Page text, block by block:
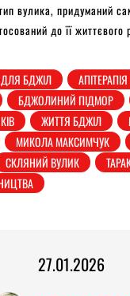
вулика, придуманий
до її життєвого
ДЛЯ БДЖІЛ
АПІТЕРАПІЯ
БДЖОЛИНИЙ ПІДМОР
ЖИТТЯ БДЖІЛ
МИКОЛА МАКСИМЧУК
СКЛЯНИЙ ВУЛИК
27.01.2026